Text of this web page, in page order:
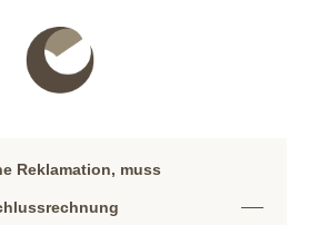
Reklamation, muss